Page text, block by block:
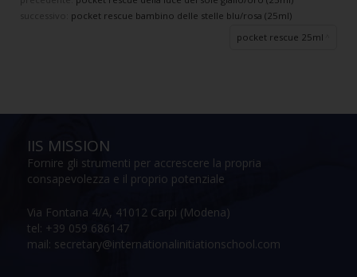
pocket rescue bambino delle stelle blu/rosa (25ml)
pocket rescue 25ml
IIS MISSION
Fornire gli strumenti per accrescere la propria
consapevolezza e il proprio potenziale
Via Fontana 4/A, 41012 Carpi (Modena)
tel: +39 059 686147
mail: secretary@internationalinitiationschool.com